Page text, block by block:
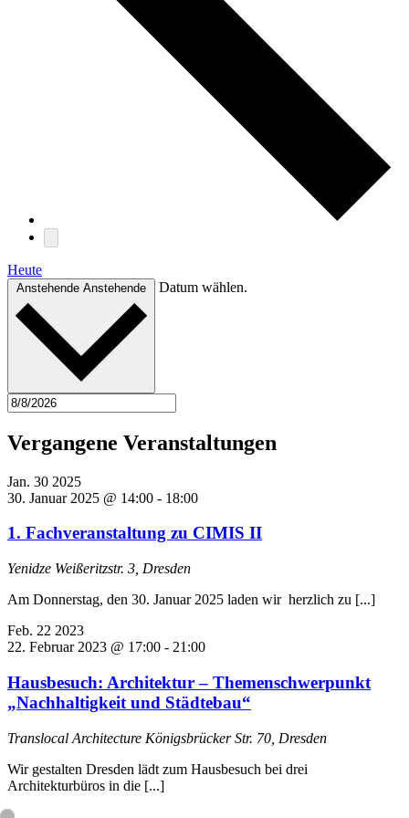
Heute
Anstehende Anstehende Datum wählen.
Vergangene Veranstaltungen
Jan. 30 2025
30. Januar 2025 @ 14:00 - 18:00
1. Fachveranstaltung zu CIMIS II
Yenidze Weißeritzstr. 3, Dresden
Am Donnerstag, den 30. Januar 2025 laden wir herzlich zu [...]
Feb. 22 2023
22. Februar 2023 @ 17:00 - 21:00
Hausbesuch: Architektur – Themenschwerpunkt
„Nachhaltigkeit und Städtebau“
Translocal Architecture Königsbrücker Str. 70, Dresden
Wir gestalten Dresden lädt zum Hausbesuch bei drei
Architekturbüros in die [...]